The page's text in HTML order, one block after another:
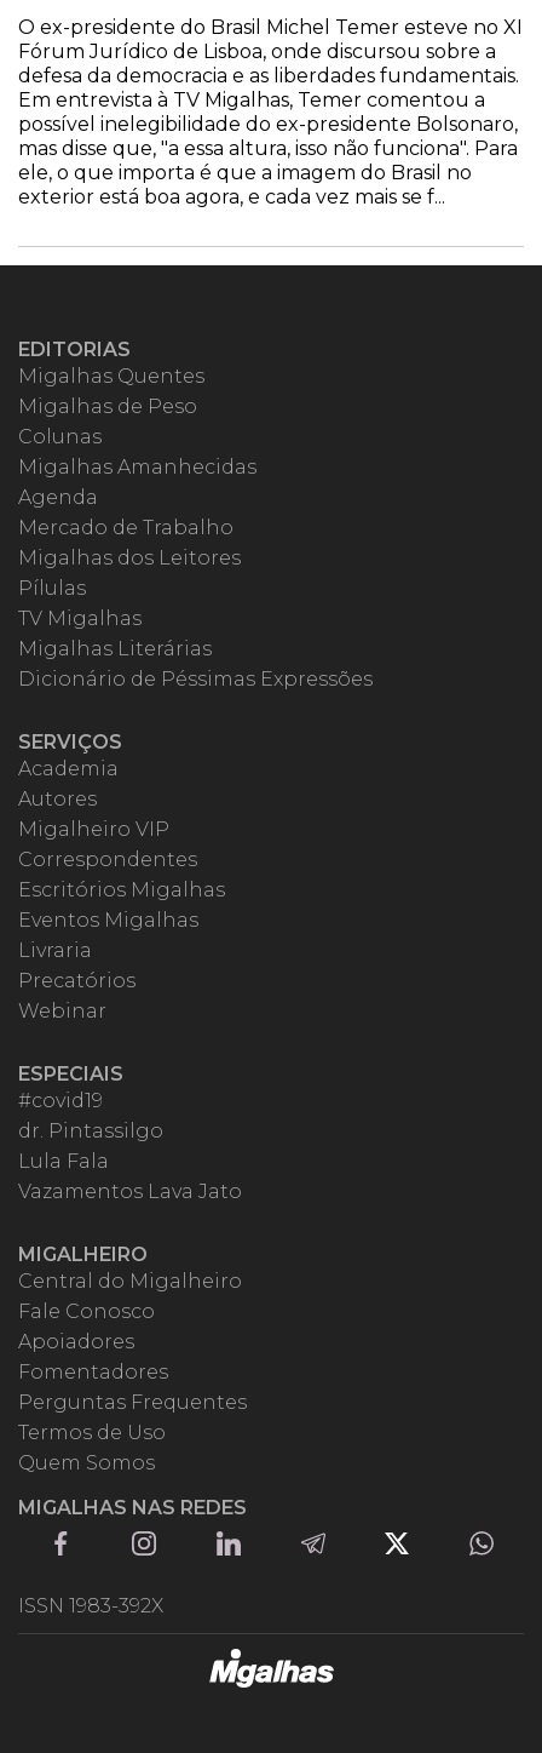
O ex-presidente do Brasil Michel Temer esteve no XI
Fórum Jurídico de Lisboa, onde discursou sobre a
defesa da democracia e as liberdades fundamentais.
Em entrevista à TV Migalhas, Temer comentou a
possível inelegibilidade do ex-presidente Bolsonaro,
mas disse que, "a essa altura, isso não funciona". Para
ele, o que importa é que a imagem do Brasil no
exterior está boa agora, e cada vez mais se f...
EDITORIAS
Migalhas Quentes
Migalhas de Peso
Colunas
Migalhas Amanhecidas
Agenda
Mercado de Trabalho
Migalhas dos Leitores
Pílulas
TV Migalhas
Migalhas Literárias
Dicionário de Péssimas Expressões
SERVIÇOS
Academia
Autores
Migalheiro VIP
Correspondentes
Escritórios Migalhas
Eventos Migalhas
Livraria
Precatórios
Webinar
ESPECIAIS
#covid19
dr. Pintassilgo
Lula Fala
Vazamentos Lava Jato
MIGALHEIRO
Central do Migalheiro
Fale Conosco
Apoiadores
Fomentadores
Perguntas Frequentes
Termos de Uso
Quem Somos
MIGALHAS NAS REDES
ISSN 1983-392X